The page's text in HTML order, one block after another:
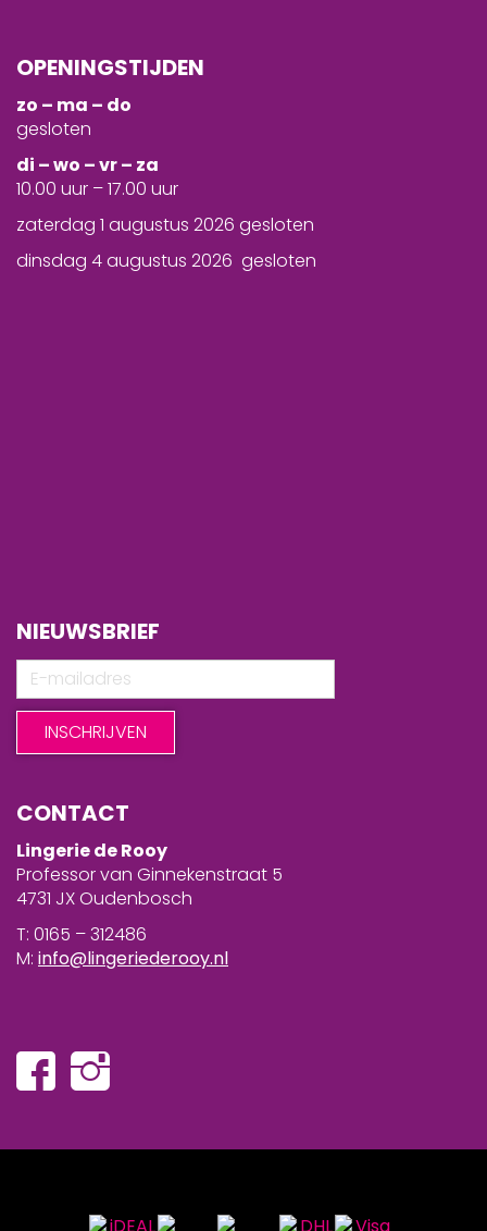
OPENINGSTIJDEN
zo – ma – do
gesloten
di – wo – vr – za
10.00 uur – 17.00 uur
zaterdag 1 augustus 2026 gesloten
dinsdag 4 augustus 2026 gesloten
NIEUWSBRIEF
CONTACT
Lingerie de Rooy
Professor van Ginnekenstraat 5
4731 JX Oudenbosch
T: 0165 – 312486
M: info@lingeriederooy.nl